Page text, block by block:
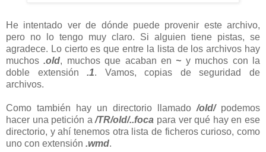
He intentado ver de dónde puede provenir este archivo,
pero no lo tengo muy claro. Si alguien tiene pistas, se
agradece. Lo cierto es que entre la lista de los archivos hay
muchos.old, muchos que acaban en ~ y muchos con la
doble extensión.1. Vamos, copias de seguridad de
archivos.
Como también hay un directorio llamado /old/podemos
hacer una petición a/TR/old/..foca para ver qué hay en ese
directorio, y ahí tenemos otra lista de ficheros curioso, como
uno con extensión .wmd.